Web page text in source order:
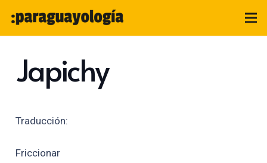
Japichy
Traducción:
Friccionar